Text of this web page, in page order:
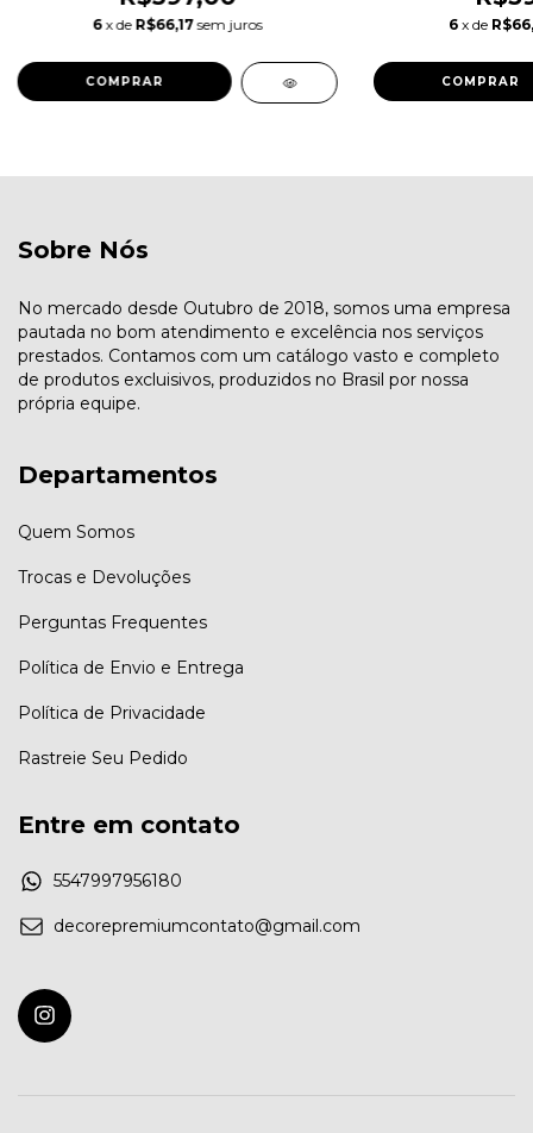
6 x de R$66,17 sem juros
COMPRAR
6 x de
COMPRAR
Sobre Nós
No mercado desde Outubro de 2018, somos uma empresa
pautada no bom atendimento e excelência nos serviços
prestados. Contamos com um catálogo vasto e completo
de produtos excluisivos, produzidos no Brasil por nossa
própria equipe.
Departamentos
Quem Somos
Trocas e Devoluções
Perguntas Frequentes
Política de Envio e Entrega
Política de Privacidade
Rastreie Seu Pedido
Entre em contato
5547997956180
decorepremiumcontato@gmail.com